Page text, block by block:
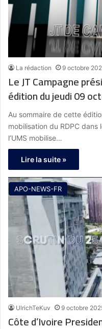
La rédaction 9 octobre
Le JT Campagne
édition du jeudi 09
Au sommaire de cette
mobilisation du RDPC
l’UMS mobilise…
Lire la suite »
APO-NEWS-FR
UlrichTeKuv 9 octobre
Côte d’Ivoire